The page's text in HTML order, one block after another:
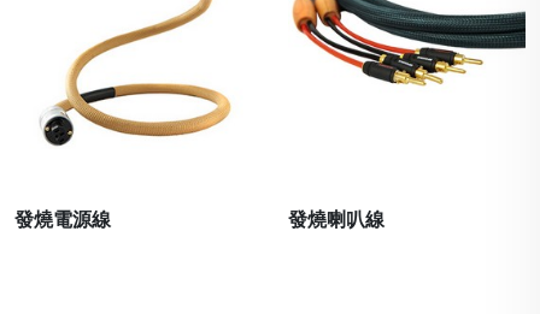
發燒電源線 發燒喇叭線